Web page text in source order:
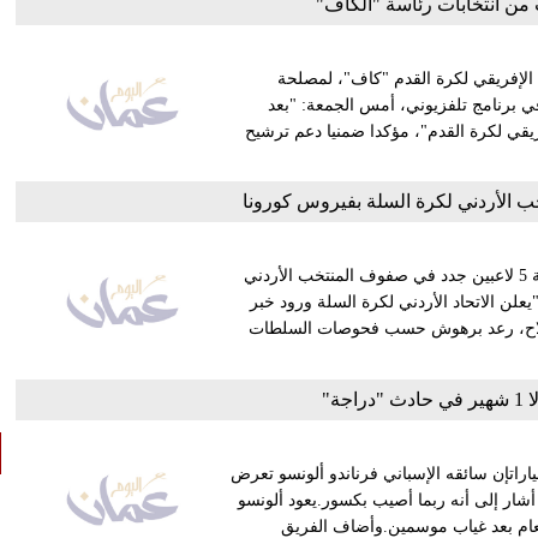
انتخابات رئاسة "الكاف"
الإفريقي لكرة القدم "كاف"، لمصلحة
برنامج تلفزيوني، أمس الجمعة: "بعد
لكرة القدم"، مؤكدا ضمنيا دعم ترشيح
أعلن الاتحاد الأردني لكرة السلة في بيان رسمي يوم الجمعة، إصابة 5 لاعبين جدد في صفوف المنتخب الأردني
الاتحاد الأردني لكرة السلة ورود خبر
رعد برهوش حسب فحوصات السلطات
المنافس في بطولة العالم لسباقات فورمولا 1 للسياراتإن سائقه الإسباني فرناندو ألونسو تعرض
إلى أنه ربما أصيب بكسور.يعود ألونسو
مرتين للمنافسة في سباقات فورمولا 1 هذا العام بعد غياب موسمين.وأضاف الفريق